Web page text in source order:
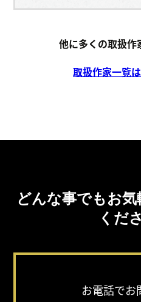
他に多くの取扱作
取扱作家一覧
どんな事でもお
くだ
お電話でお